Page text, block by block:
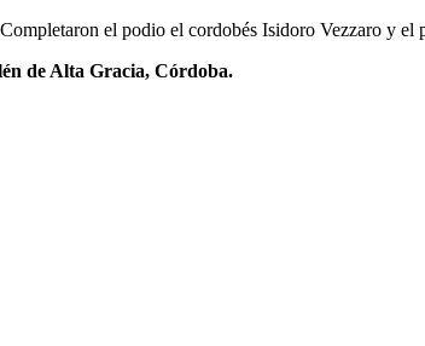
el podio el cordobés Isidoro Vezzaro y el
de Alta Gracia, Córdoba.